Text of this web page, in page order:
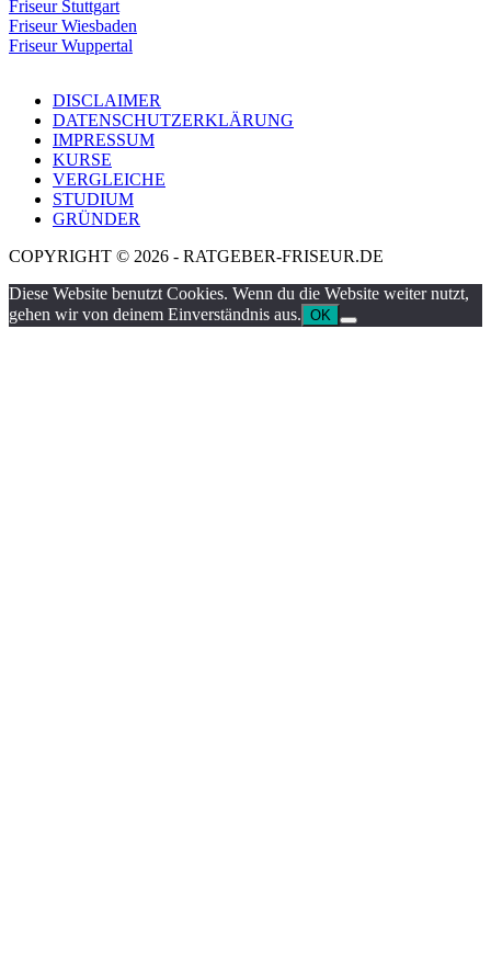
Friseur Stuttgart
Friseur Wiesbaden
Friseur Wuppertal
DISCLAIMER
DATENSCHUTZERKLÄRUNG
IMPRESSUM
KURSE
VERGLEICHE
STUDIUM
GRÜNDER
COPYRIGHT © 2026 - RATGEBER-FRISEUR.DE
Diese Website benutzt Cookies. Wenn du die Website weiter nutzt,
gehen wir von deinem Einverständnis aus. OK